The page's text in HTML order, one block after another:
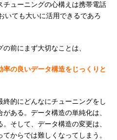
チューニングの心構えは携帯電話
いても大いに活用できるであろ
前にまず大切なことは、
率の良いデータ構造をじっくりと
的にどんなにチューニングをし
ある。データ構造の単純化は、
そして、データ構造の変更は、
からでは難しくなってしまう。